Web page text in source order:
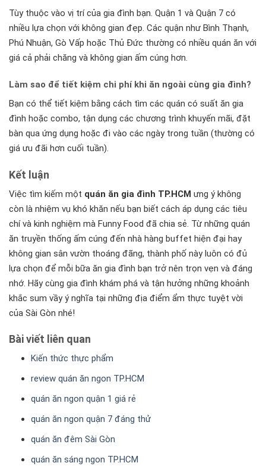
Tùy thuộc vào vị trí của gia đình bạn. Quận 1 và Quận 7 có
nhiều lựa chọn với không gian đẹp. Các quận như Bình Thạnh,
Phú Nhuận, Gò Vấp hoặc Thủ Đức thường có nhiều quán ăn với
giá cả phải chăng và không gian ấm cúng hơn.
Làm sao để tiết kiệm chi phí khi ăn ngoài cùng gia đình?
Bạn có thể tiết kiệm bằng cách tìm các quán có suất ăn gia
đình hoặc combo, tận dụng các chương trình khuyến mãi, đặt
bàn qua ứng dụng hoặc đi vào các ngày trong tuần (thường có
giá ưu đãi hơn cuối tuần).
Kết luận
Việc tìm kiếm một quán ăn gia đình TP.HCM ưng ý không
còn là nhiệm vụ khó khăn nếu bạn biết cách áp dụng các tiêu
chí và kinh nghiệm mà Funny Food đã chia sẻ. Từ những quán
ăn truyền thống ấm cúng đến nhà hàng buffet hiện đại hay
không gian sân vườn thoáng đãng, thành phố này luôn có đủ
lựa chọn để mỗi bữa ăn gia đình bạn trở nên trọn vẹn và đáng
nhớ. Hãy cùng gia đình khám phá và tận hưởng những khoảnh
khắc sum vầy ý nghĩa tại những địa điểm ẩm thực tuyệt vời
của Sài Gòn nhé!
Bài viết liên quan
Kiến thức thực phẩm
review quán ăn ngon TP.HCM
quán ăn ngon quận 1 giá rẻ
quán ăn ngon quận 7 đáng thử
quán ăn đêm Sài Gòn
quán ăn sáng ngon TP.HCM